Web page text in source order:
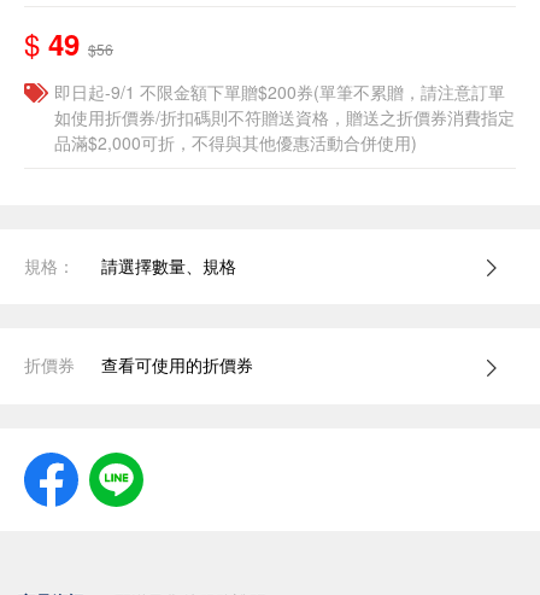
$ 49 $56
即日起-9/1 不限金額下單贈$200券(單筆不累贈，請注意訂單
如使用折價券/折扣碼則不符贈送資格，贈送之折價券消費指定
品滿$2,000可折，不得與其他優惠活動合併使用)
規格： 請選擇數量、規格
折價券 查看可使用的折價券